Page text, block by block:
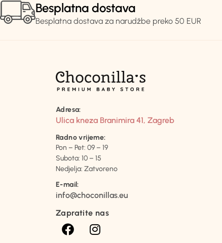
Besplatna dostava
Besplatna dostava za narudžbe preko 50 EUR
Adresa:
Ulica kneza Branimira 41, Zagreb
Radno vrijeme:
Pon – Pet: 09 – 19
Subota: 10 – 15
Nedjelja: Zatvoreno
E-mail:
info@choconillas.eu
Zapratite nas